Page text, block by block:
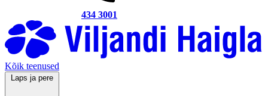
434 3001
Kõik teenused
Laps ja pere